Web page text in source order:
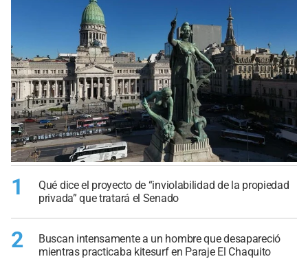
1
Qué dice el proyecto de “inviolabilidad de la propiedad
privada” que tratará el Senado
2
Buscan intensamente a un hombre que desapareció
mientras practicaba kitesurf en Paraje El Chaquito